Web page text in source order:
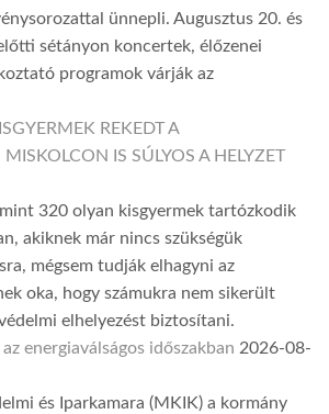
ünnepli. Augusztus 20. és
sétányon koncertek, élőzenei
programok várják az
REKEDT A
IS SÚLYOS A HELYZET
320 olyan kisgyermek tartózkodik
akiknek már nincs szükségük
mégsem tudják elhagyni az
oka, hogy számukra nem sikerült
elhelyezést biztosítani.
energiaválságos időszakban 2026-08-
és Iparkamara (MKIK) a kormány